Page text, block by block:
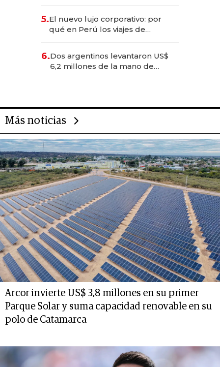
Fénix
5.El nuevo lujo corporativo: por
qué en Perú los viajes de
para convertirse en experiencias
transformadoras
6.Dos argentinos levantaron US$
6,2 millones de la mano de
Más noticias
Arcor invierte US$ 3,8 millones en su primer
Parque Solar y suma capacidad renovable en su
polo de Catamarca